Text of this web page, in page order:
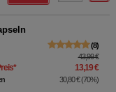
8
43,99 €
* 13,19 €
30,80 €(70%)